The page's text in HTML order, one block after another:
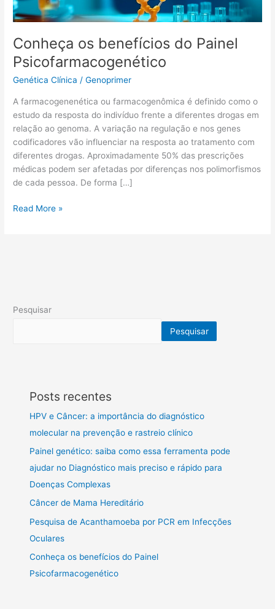
Conheça os benefícios do Painel
Psicofarmacogenético
Genética Clínica /Genoprimer
A farmacogenenética ou farmacogenômica é definido como o
estudo da resposta do indivíduo frente a diferentes drogas em
relação ao genoma. A variação na regulação e nos genes
codificadores vão influenciar na resposta ao tratamento com
diferentes drogas. Aproximadamente 50% das prescrições
médicas podem ser afetadas por diferenças nos polimorfismos
de cada pessoa. De forma […]
Read More »
Pesquisar
Pesquisar
Posts recentes
HPV e Câncer: a importância do diagnóstico
molecular na prevenção e rastreio clínico
Painel genético: saiba como essa ferramenta pode
ajudar no Diagnóstico mais preciso e rápido para
Doenças Complexas
Câncer de Mama Hereditário
Pesquisa de Acanthamoeba por PCR em Infecções
Oculares
Conheça os benefícios do Painel
Psicofarmacogenético